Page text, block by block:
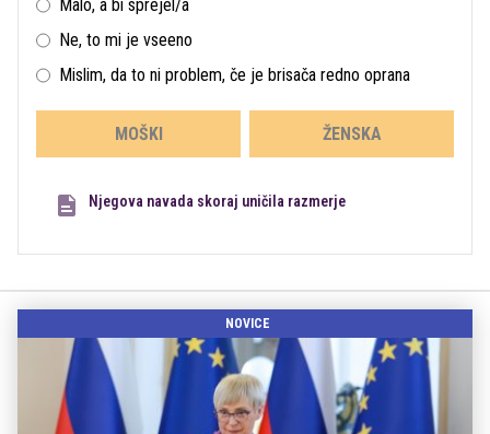
Malo, a bi sprejel/a
Ne, to mi je vseeno
Mislim, da to ni problem, če je brisača redno oprana
MOŠKI ŽENSKA
Njegova navada skoraj uničila razmerje
NOVICE